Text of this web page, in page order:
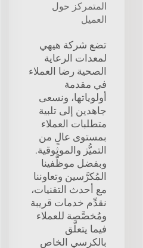
المتمركز حول
العميل
تضع شركة هيهي
لمعدات الرعاية
الصحية رضا العملاء
في مقدمة
أولوياتها، ونسعى
جاهدين إلى تلبية
متطلبات العملاء
بمستوى عالٍ من
التميُّز والموثوقية.
وبفضل موظَّفينا
المُكرَّسين وتعاوننا
مع أحدث التقنيات،
نقدِّم خدمات قريبة
ومُخصَّصة للعملاء
فيما يتعلَّق
بالكرسي الخاص